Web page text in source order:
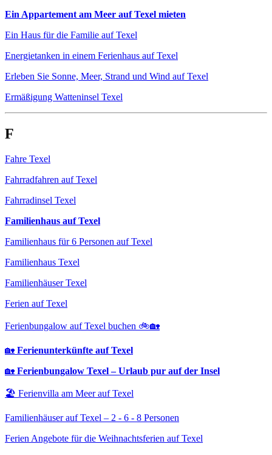
Ein Appartement am Meer auf Texel mieten
Ein Haus für die Familie auf Texel
Energietanken in einem Ferienhaus auf Texel
Erleben Sie Sonne, Meer, Strand und Wind auf Texel
Ermäßigung Watteninsel Texel
F
Fahre Texel
Fahrradfahren auf Texel
Fahrradinsel Texel
Familienhaus auf Texel
Familienhaus für 6 Personen auf Texel
Familienhaus Texel
Familienhäuser Texel
Ferien auf Texel
Ferienbungalow auf Texel buchen 🚲🏡
🏡 Ferienunterkünfte auf Texel
🏡 Ferienbungalow Texel – Urlaub pur auf der Insel
🏖️ Ferienvilla am Meer auf Texel
Familienhäuser auf Texel – 2 - 6 - 8 Personen
Ferien Angebote für die Weihnachtsferien auf Texel